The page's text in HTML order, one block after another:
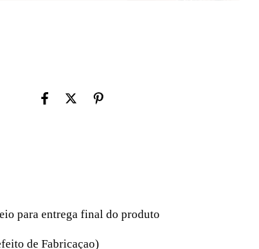
para entrega final do produto
de Fabricaçao)